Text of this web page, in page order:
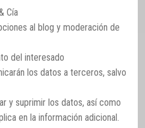
Cía
al blog y moderación de
del interesado
los datos a terceros, salvo
y suprimir los datos, así como
en la información adicional.